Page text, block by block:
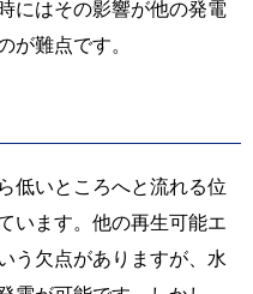
にはその影響が他の発電
が難点です。
低いところへと流れる位
います。他の再生可能エ
う欠点がありますが、水